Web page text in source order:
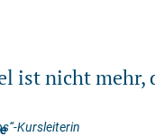
ist nicht mehr,
Kursleiterin